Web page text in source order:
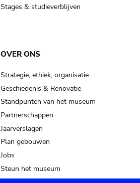
Stages & studieverblijven
OVER ONS
Strategie, ethiek, organisatie
Geschiedenis & Renovatie
Standpunten van het museum
Partnerschappen
Jaarverslagen
Plan gebouwen
Jobs
Steun het museum